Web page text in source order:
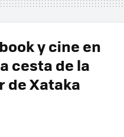
y cine en
cesta de la
de Xataka